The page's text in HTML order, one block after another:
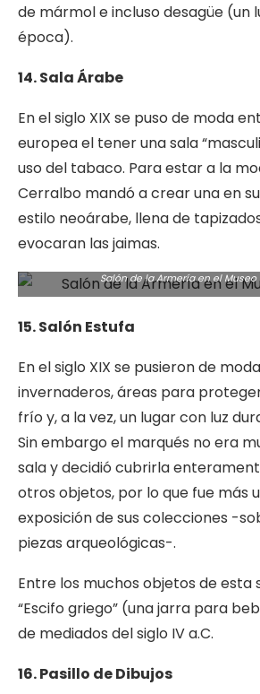
de mármol e incluso desagüe (un
época).
14. Sala Árabe
En el siglo XIX se puso de moda
europea el tener una sala
uso del tabaco. Para estar a la
Cerralbo mandó a crear una en
estilo neoárabe, llena de
evocaran las jaimas.
Salón de la Armería en el Museo
15. Salón Estufa
En el siglo XIX se pusieron de
invernaderos, áreas para
frío y, a la vez, un lugar con luz
Sin embargo el marqués no era
sala y decidió cubrirla
otros objetos, por lo que fue más
exposición de sus colecciones -
piezas arqueológicas-.
Entre los muchos objetos de esta
“Escifo griego” (una jarra para
de mediados del siglo IV a.C.
16. Pasillo de Dibujos